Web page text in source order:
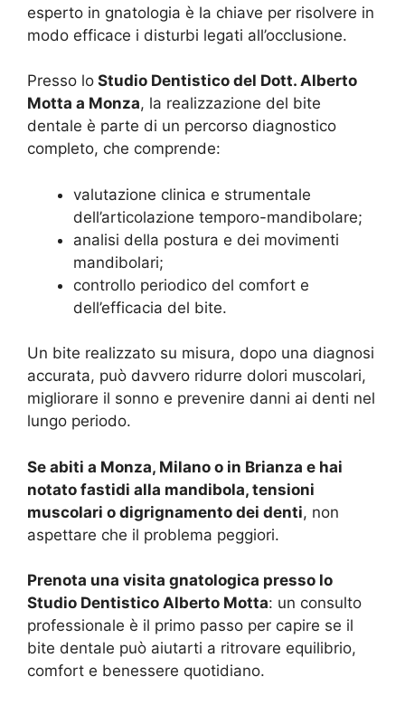
esperto in gnatologia è la chiave per risolvere in
modo efficace i disturbi legati all’occlusione.
Presso lo Studio Dentistico del Dott. Alberto
Motta a Monza, la realizzazione del bite
dentale è parte di un percorso diagnostico
completo, che comprende:
valutazione clinica e strumentale
dell’articolazione temporo-mandibolare;
analisi della postura e dei movimenti
mandibolari;
controllo periodico del comfort e
dell’efficacia del bite.
Un bite realizzato su misura, dopo una diagnosi
accurata, può davvero ridurre dolori muscolari,
migliorare il sonno e prevenire danni ai denti nel
lungo periodo.
Se abiti a Monza, Milano o in Brianza e hai
notato fastidi alla mandibola, tensioni
muscolari o digrignamento dei denti, non
aspettare che il problema peggiori.
Prenota una visita gnatologica presso lo
Studio Dentistico Alberto Motta: un consulto
professionale è il primo passo per capire se il
bite dentale può aiutarti a ritrovare equilibrio,
comfort e benessere quotidiano.